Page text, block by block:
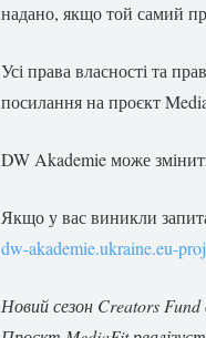
надано, якщо той самий
Усі права власності та
посилання на проєкт
DW Akademie може
Якщо у вас виникли
dw-akademie.ukraine.eu-
Новий сезон Creators Fund